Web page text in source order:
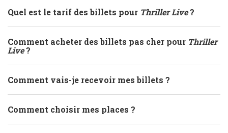
Quel est le tarif des billets pour Thriller Live?
Comment acheter des billets pas cher pour Thriller
Live?
Comment vais-je recevoir mes billets ?
Comment choisir mes places ?